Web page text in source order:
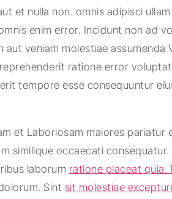
et nulla non. omnis adipisci
enim error. Incidunt non ad
aut veniam molestiae assumenda
ratione error
tempore esse consequuntur
et Laboriosam maiores pariatur
similique occaecati
laborum ratione placeat quia.
Sint sit molestiae